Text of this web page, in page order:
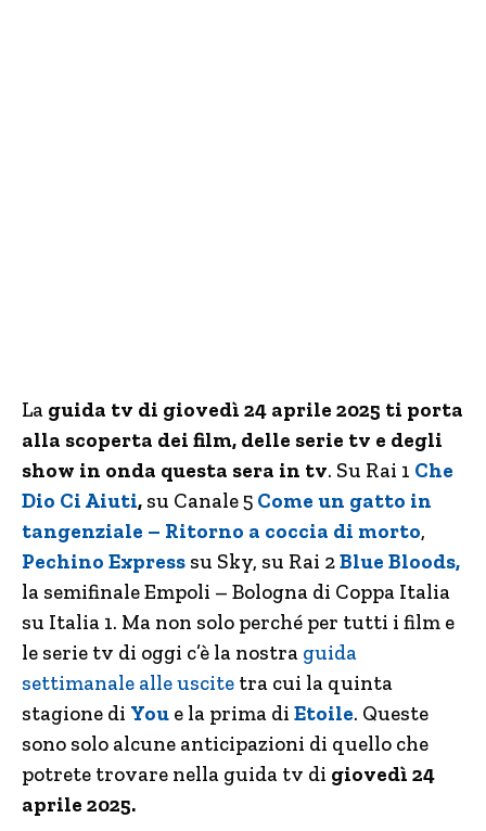
La guida tv di giovedì 24 aprile 2025 ti porta
alla scoperta dei film, delle serie tv e degli
show in onda questa sera in tv. Su Rai 1 Che
Dio Ci Aiuti, su Canale 5 Come un gatto in
tangenziale – Ritorno a coccia di morto,
Pechino Express su Sky, su Rai 2Blue Bloods,
la semifinale Empoli – Bologna di Coppa Italia
su Italia 1. Ma non solo perché per tutti i film e
le serie tv di oggi c’è la nostra guida
settimanale alle uscite tra cui la quinta
stagione di You e la prima di Etoile. Queste
sono solo alcune anticipazioni di quello che
potrete trovare nella guida tv di giovedì 24
aprile 2025.